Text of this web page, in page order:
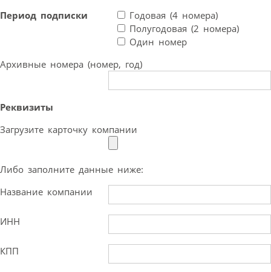
Период подписки
Годовая (4 номера)
Полугодовая (2 номера)
Один номер
Архивные номера (номер, год)
Реквизиты
Загрузите карточку компании
Либо заполните данные ниже:
Название компании
ИНН
КПП